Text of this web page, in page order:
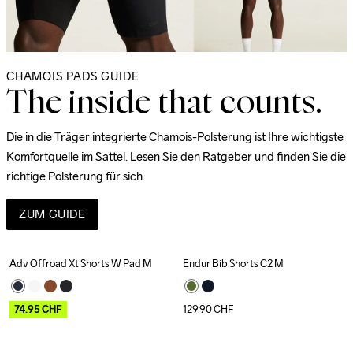
CHAMOIS PADS GUIDE
The inside that counts.
Die in die Träger integrierte Chamois-Polsterung ist Ihre wichtigste
Komfortquelle im Sattel. Lesen Sie den Ratgeber und finden Sie die
richtige Polsterung für sich.
ZUM GUIDE
Outlet
Adv Offroad Xt Shorts W Pad M
74.95CHF
Endur Bib Shorts C2 M
129.90CHF